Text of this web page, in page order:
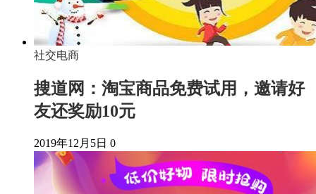
社交电商
搜道网：淘宝商品免费试用，邀请好
友还奖励10元
2019年12月5日 0